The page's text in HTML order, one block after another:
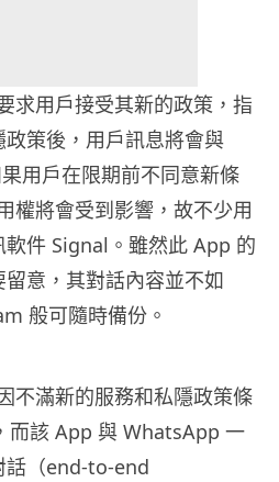
求用戶接受其新的政策，指
策後，用戶訊息將會與
用戶在限期前不同意新條
權將會受到影響，故不少用
件 Signal。雖然此 App 的
意，其對話內容並不如
般可隨時備份。
不滿新的服務和私隱政策條
而該 App 與 WhatsApp 一
話（end-to-end